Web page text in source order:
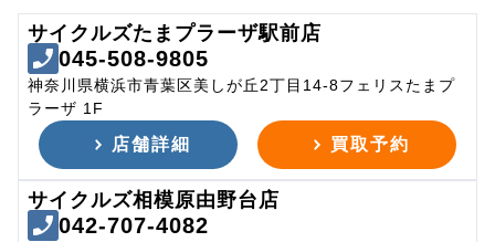
サイクルズたまプラーザ駅前店
045-508-9805
神奈川県横浜市青葉区美しが丘2丁目14-8フェリスたまプ
ラーザ 1F
店舗詳細 買取予約
サイクルズ相模原由野台店
042-707-4082